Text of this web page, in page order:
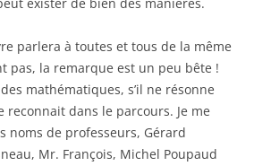
parlera à toutes et tous de la même
pas, la remarque est un peu bête !
mathématiques, s’il ne résonne
reconnait dans le parcours. Je me
noms de professeurs, Gérard
Mr. François, Michel Poupaud